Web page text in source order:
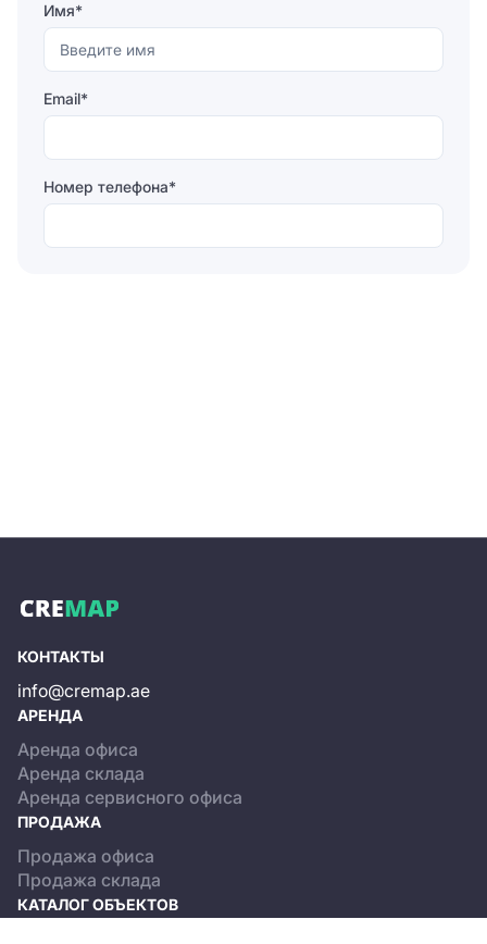
Имя*
Email*
Номер телефона*
КОНТАКТЫ
info@cremap.ae
АРЕНДА
Аренда офиса
Аренда склада
Аренда сервисного офиса
ПРОДАЖА
Продажа офиса
Продажа склада
КАТАЛОГ ОБЪЕКТОВ